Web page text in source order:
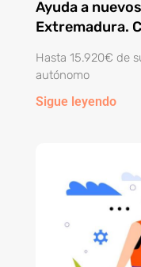
Ayuda a
Extremadura.
Hasta 15.920€ de
autónomo
Sigue leyendo